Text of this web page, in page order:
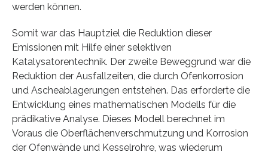
werden können.
Somit war das Hauptziel die Reduktion dieser
Emissionen mit Hilfe einer selektiven
Katalysatorentechnik. Der zweite Beweggrund war die
Reduktion der Ausfallzeiten, die durch Ofenkorrosion
und Ascheablagerungen entstehen. Das erforderte die
Entwicklung eines mathematischen Modells für die
prädikative Analyse. Dieses Modell berechnet im
Voraus die Oberflächenverschmutzung und Korrosion
der Ofenwände und Kesselrohre, was wiederum